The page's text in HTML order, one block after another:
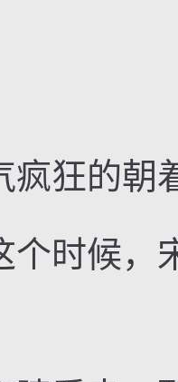
狂的朝
时候，